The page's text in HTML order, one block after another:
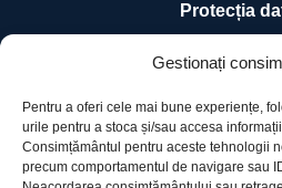
Gestionați
Pentru a oferi cele mai bune experiențe,
urile pentru a stoca și/sau accesa
Consimțământul pentru aceste tehnologii
precum comportamentul de navigare sau
Protecția
Declarație